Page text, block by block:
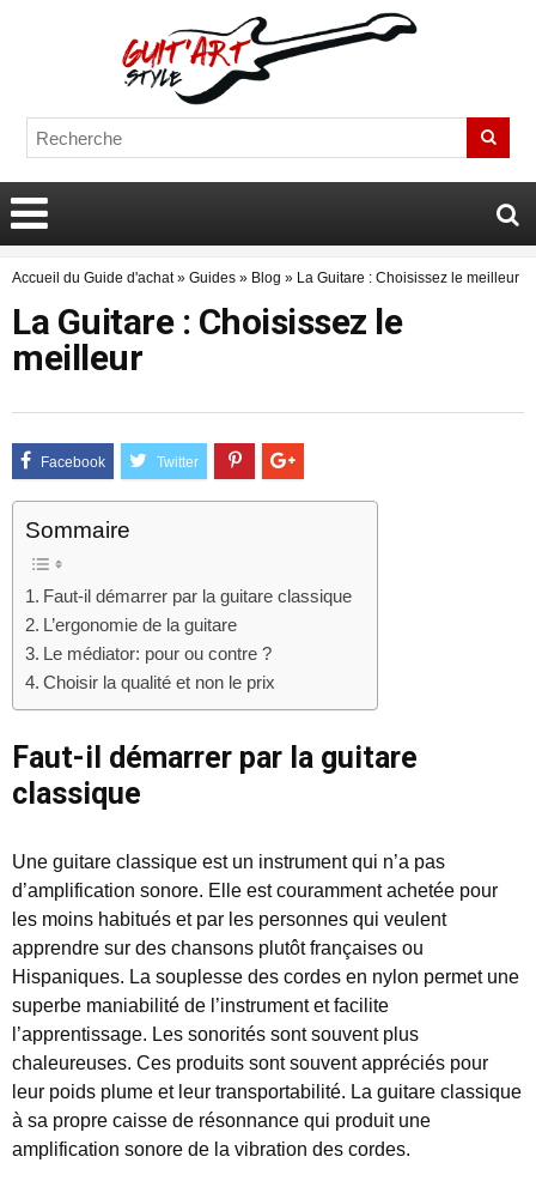
Accueil du Guide d'achat» Guides » Blog » La Guitare : Choisissez le meilleur
La Guitare : Choisissez le
meilleur
Sommaire
Faut-il démarrer par la guitare classique
L’ergonomie de la guitare
Le médiator: pour ou contre ?
Choisir la qualité et non le prix
Faut-il démarrer par la guitare
classique
Une guitare classique est un instrument qui n’a pas
d’amplification sonore. Elle est couramment achetée pour
les moins habitués et par les personnes qui veulent
apprendre sur des chansons plutôt françaises ou
Hispaniques. La souplesse des cordes en nylon permet une
superbe maniabilité de l’instrument et facilite
l’apprentissage. Les sonorités sont souvent plus
chaleureuses. Ces produits sont souvent appréciés pour
leur poids plume et leur transportabilité. La guitare classique
à sa propre caisse de résonnance qui produit une
amplification sonore de la vibration des cordes.